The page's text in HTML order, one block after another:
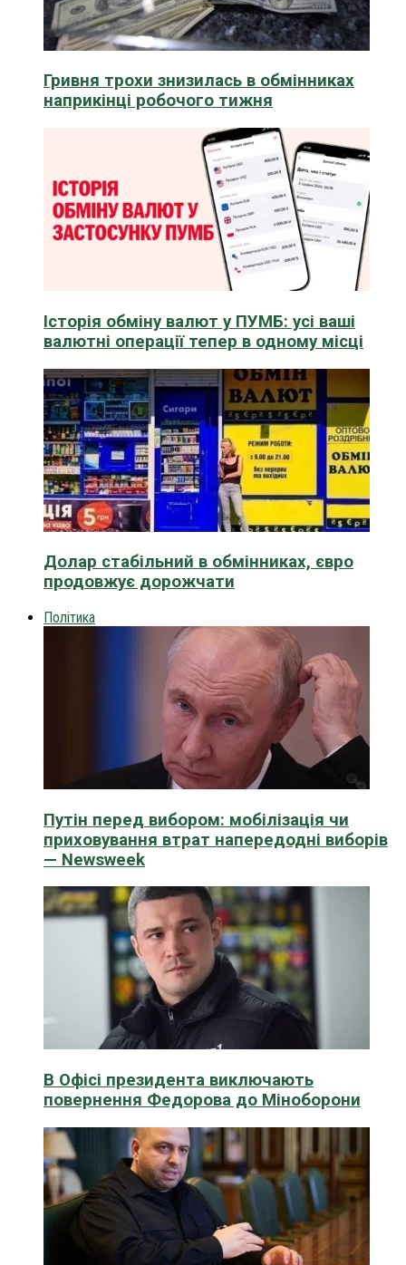
Гривня трохи знизилась в обмінниках
наприкінці робочого тижня
Історія обміну валют у ПУМБ: усі ваші
валютні операції тепер в одному місці
Долар стабільний в обмінниках, євро
продовжує дорожчати
Політика
Путін перед вибором: мобілізація чи
приховування втрат напередодні виборів
— Newsweek
В Офісі президента виключають
повернення Федорова до Міноборони